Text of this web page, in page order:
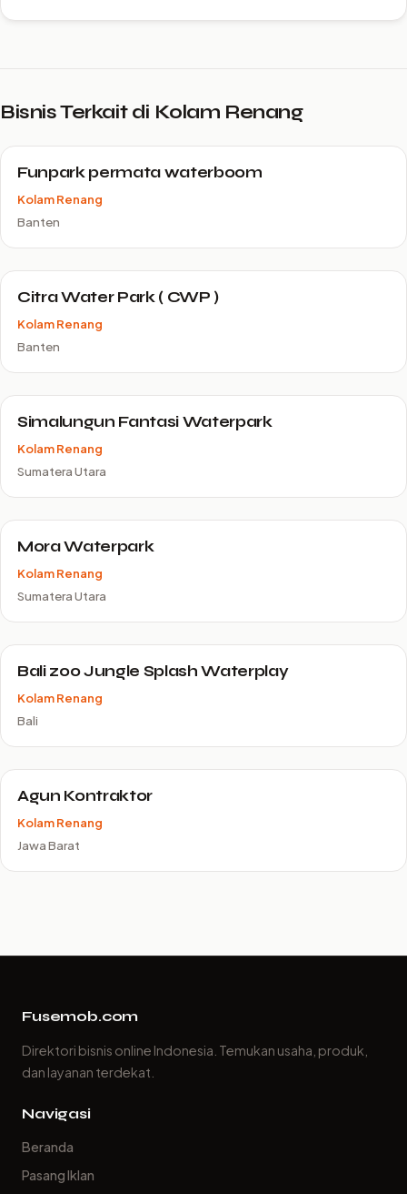
Bisnis Terkait di Kolam Renang
Funpark permata waterboom
Kolam Renang
Banten
Citra Water Park ( CWP )
Kolam Renang
Banten
Simalungun Fantasi Waterpark
Kolam Renang
Sumatera Utara
Mora Waterpark
Kolam Renang
Sumatera Utara
Bali zoo Jungle Splash Waterplay
Kolam Renang
Bali
Agun Kontraktor
Kolam Renang
Jawa Barat
Fusemob.com
Direktori bisnis online Indonesia. Temukan usaha, produk,
dan layanan terdekat.
Navigasi
Beranda
Pasang Iklan